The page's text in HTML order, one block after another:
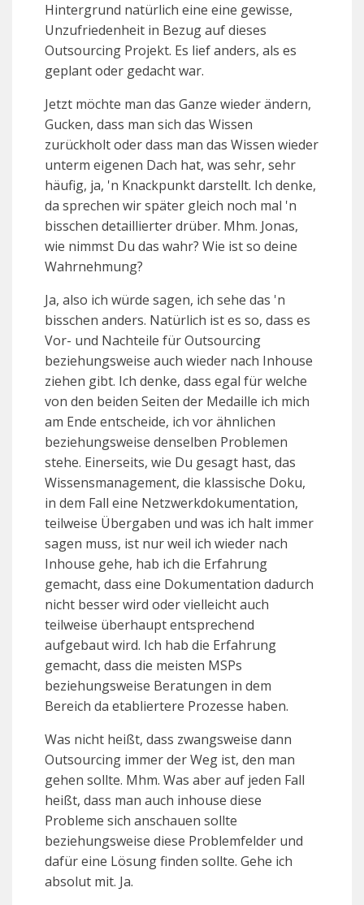
Hintergrund natürlich eine eine gewisse,
Unzufriedenheit in Bezug auf dieses
Outsourcing Projekt. Es lief anders, als es
geplant oder gedacht war.
Jetzt möchte man das Ganze wieder ändern,
Gucken, dass man sich das Wissen
zurückholt oder dass man das Wissen wieder
unterm eigenen Dach hat, was sehr, sehr
häufig, ja, 'n Knackpunkt darstellt. Ich denke,
da sprechen wir später gleich noch mal 'n
bisschen detaillierter drüber. Mhm. Jonas,
wie nimmst Du das wahr? Wie ist so deine
Wahrnehmung?
Ja, also ich würde sagen, ich sehe das 'n
bisschen anders. Natürlich ist es so, dass es
Vor- und Nachteile für Outsourcing
beziehungsweise auch wieder nach Inhouse
ziehen gibt. Ich denke, dass egal für welche
von den beiden Seiten der Medaille ich mich
am Ende entscheide, ich vor ähnlichen
beziehungsweise denselben Problemen
stehe. Einerseits, wie Du gesagt hast, das
Wissensmanagement, die klassische Doku,
in dem Fall eine Netzwerkdokumentation,
teilweise Übergaben und was ich halt immer
sagen muss, ist nur weil ich wieder nach
Inhouse gehe, hab ich die Erfahrung
gemacht, dass eine Dokumentation dadurch
nicht besser wird oder vielleicht auch
teilweise überhaupt entsprechend
aufgebaut wird. Ich hab die Erfahrung
gemacht, dass die meisten MSPs
beziehungsweise Beratungen in dem
Bereich da etabliertere Prozesse haben.
Was nicht heißt, dass zwangsweise dann
Outsourcing immer der Weg ist, den man
gehen sollte. Mhm. Was aber auf jeden Fall
heißt, dass man auch inhouse diese
Probleme sich anschauen sollte
beziehungsweise diese Problemfelder und
dafür eine Lösung finden sollte. Gehe ich
absolut mit. Ja.